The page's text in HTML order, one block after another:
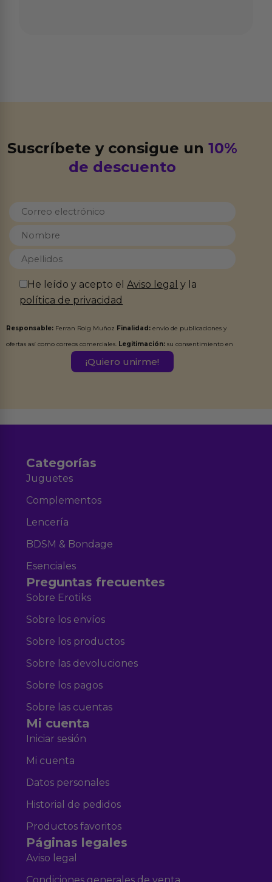
Suscríbete y consigue un10%
de descuento
He leído y acepto elAviso legal y la
política de privacidad
Responsable: Ferran Roig Muñoz Finalidad: envío de publicaciones y
ofertas así como correos comerciales. Legitimación: su consentimiento en
Destinatarios:Ferran Roig Muñoz. Podrás ejercer tus
Categorías
Juguetes
Complementos
Lencería
BDSM & Bondage
Esenciales
Preguntas frecuentes
Sobre Erotiks
Sobre los envíos
Sobre los productos
Sobre las devoluciones
Sobre los pagos
Sobre las cuentas
Mi cuenta
Iniciar sesión
Mi cuenta
Datos personales
Historial de pedidos
Productos favoritos
Páginas legales
Aviso legal